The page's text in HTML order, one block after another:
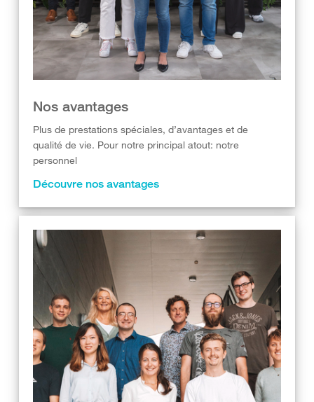
Nos avantages
Plus de prestations spéciales, d’avantages et de
qualité de vie. Pour notre principal atout: notre
personnel
Découvre nos avantages